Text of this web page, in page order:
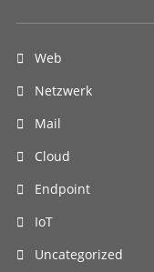
Web
Netzwerk
Mail
Cloud
Endpoint
IoT
Uncategorized